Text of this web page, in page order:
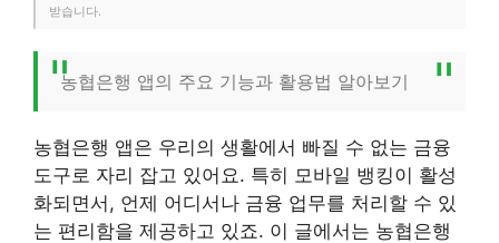
받습니다.
농협은행 앱의 주요 기능과 활용법 알아보기
농협은행 앱은 우리의 생활에서 빠질 수 없는 금융
도구로 자리 잡고 있어요. 특히 모바일 뱅킹이 활성
화되면서, 언제 어디서나 금융 업무를 처리할 수 있
는 편리함을 제공하고 있죠. 이 글에서는 농협은행